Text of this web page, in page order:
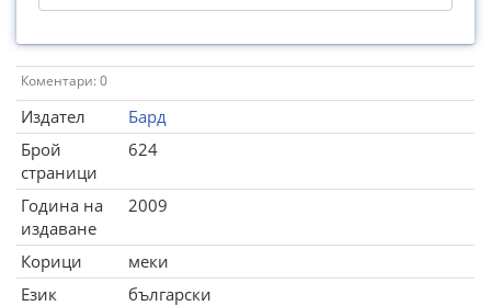
Коментари: 0
Издател
Бард
Брой
страници
624
Година на
издаване
2009
Корици
меки
Език
български